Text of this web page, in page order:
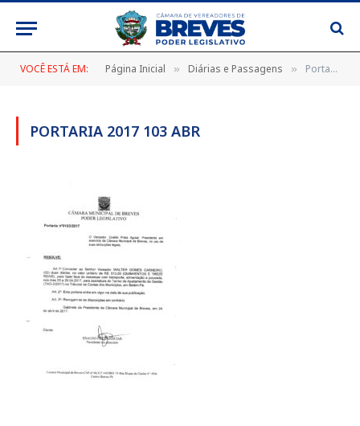
VOCÊ ESTÁ EM: Página Inicial » Diárias e Passagens » Portaria 2017 103 abr
PORTARIA 2017 103 ABR